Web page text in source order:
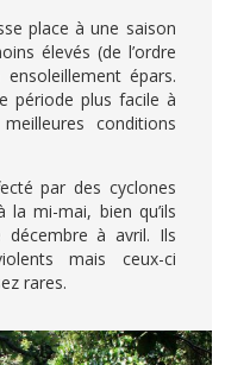
place à une saison
élevés (de l’ordre
épars.
période plus facile à
conditions
par des cyclones
mi-mai, bien qu’ils
décembre à avril. Ils
mais ceux-ci
rares.